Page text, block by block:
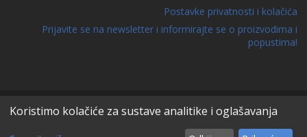
Postavke privatnosti i kolačića
Prijavite se na newsletter i informirajte se o proizvodima i
popustima!
Copyright © 2026. Dizajn i izrada Frenia j.d.o.o.
Koristimo kolačiće za sustave analitike i oglašavanja